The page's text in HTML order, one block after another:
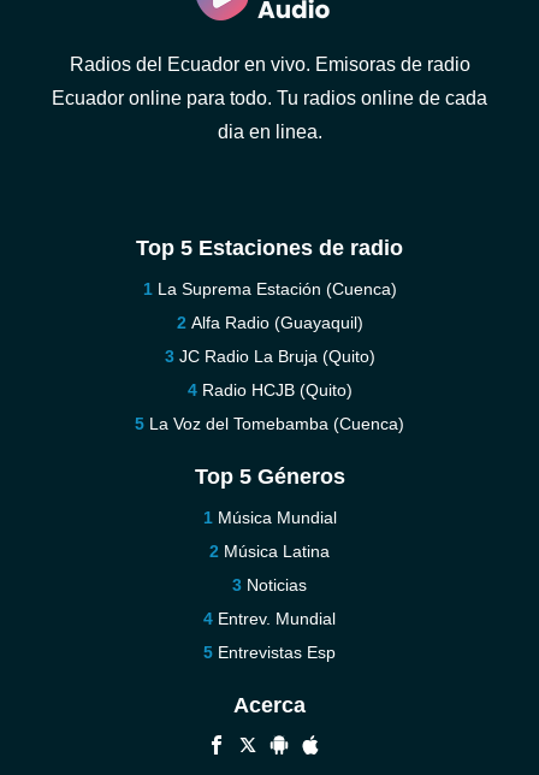
Radios del Ecuador en vivo. Emisoras de radio
Ecuador online para todo. Tu radios online de cada
dia en linea.
Top 5 Estaciones de radio
La Suprema Estación (Cuenca)
Alfa Radio (Guayaquil)
JC Radio La Bruja (Quito)
Radio HCJB (Quito)
La Voz del Tomebamba (Cuenca)
Top 5 Géneros
Música Mundial
Música Latina
Noticias
Entrev. Mundial
Entrevistas Esp
Acerca